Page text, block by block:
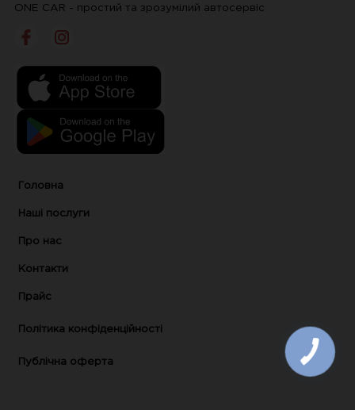
ONE CAR - простий та зрозумілий автосервіс
Головна
Наші послуги
Про нас
Контакти
Прайс
Політика конфіденційності
Публічна оферта